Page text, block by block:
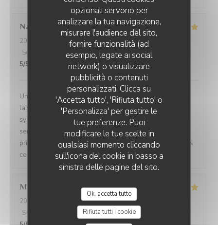
opzionali servono per
analizzare la tua navigazione,
misurare l'audience del sito,
fornire funzionalità (ad
esempio, legate ai social
network) o visualizzare
pubblicità o contenuti
personalizzati. Clicca su
'Accetta tutto', 'Rifiuta tutto' o
'Personalizza' per gestire le
tue preferenze. Puoi
modificare le tue scelte in
qualsiasi momento cliccando
sull'icona del cookie in basso a
sinistra delle pagine del sito.
Ok, accetta tutto
Rifiuta tutti i cookie
Natacha G
2026-08-01
- 19:30 - Ospiti 2
Servizio
Atmosfera: /5 Cucina: 5/5 Qualità / Prezzo
5/5
Un sans faute, nous avons très bien mangé, la cuisine
laisse penser que tout est fait maison. Décoration très
sympa, idem pour la musique, bonne ambiance et
serveurs très sympa. Super rapport qualité prix car les
prix restent raisonnables . Je reviens régulièrement dans
ce restaurant
Marie
2026-07-31
- 20:00 - Ospiti 2
Servizio
Atmosfera:5/5 Cucina:5/5